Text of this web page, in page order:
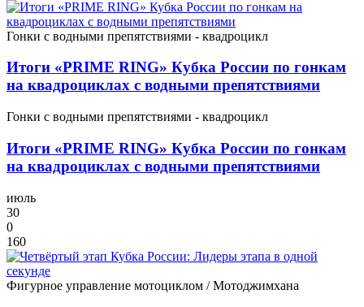
Гонки с водными препятствиями - квадроцикл
Итоги «PRIME RING» Кубка России по гонкам
на квадроциклах с водными препятствиями
Гонки с водными препятствиями - квадроцикл
Итоги «PRIME RING» Кубка России по гонкам
на квадроциклах с водными препятствиями
июль
30
0
160
Фигурное управление мотоциклом / Мотоджимхана